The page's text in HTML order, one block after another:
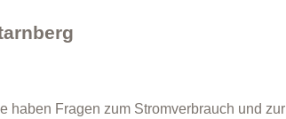
haben Fragen zum Stromverbrauch und zur